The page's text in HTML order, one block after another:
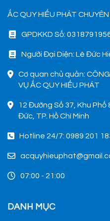
ẮC QUY HIẾU PHÁT
GPDKKD Số:
Người Đại Diện: Lê Đức
Cơ quan chủ quản: CÔNG
VỤ ẮC QUY HIẾU PHÁT
12 Đường Số 37, Khu
Đức, TP. Hồ Chí Minh
Hotline 24/7: 0989 201
07:00 - 21:00
DANH MỤC